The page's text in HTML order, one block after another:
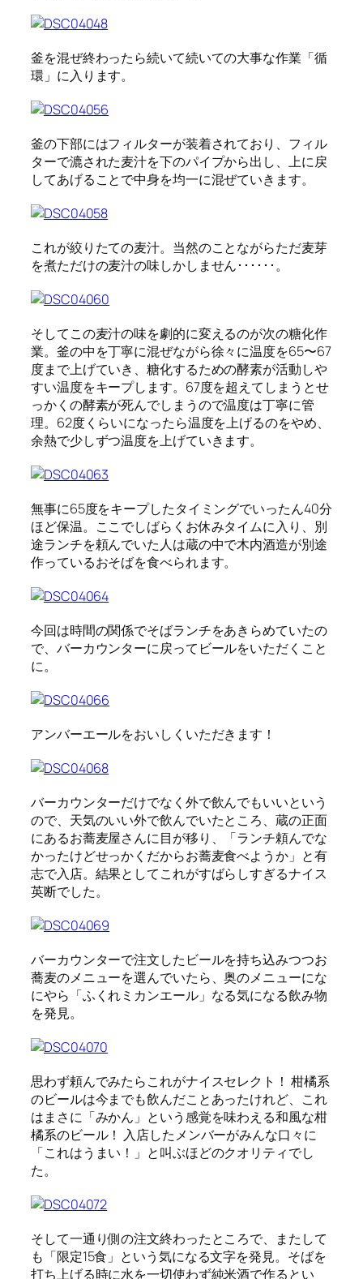
釜を混ぜ終わったら続いて続いての大事な作業「循
環」に入ります。
釜の下部にはフィルターが装着されており、フィル
ターで漉された麦汁を下のパイプから出し、上に戻
してあげることで中身を均一に混ぜていきます。
これが絞りたての麦汁。当然のことながらただ麦芽
を煮ただけの麦汁の味しかしません･･････。
そしてこの麦汁の味を劇的に変えるのが次の糖化作
業。釜の中を丁寧に混ぜながら徐々に温度を65〜67
度まで上げていき、糖化するための酵素が活動しや
すい温度をキープします。67度を超えてしまうとせ
っかくの酵素が死んでしまうので温度は丁寧に管
理。62度くらいになったら温度を上げるのをやめ、
余熱で少しずつ温度を上げていきます。
無事に65度をキープしたタイミングでいったん40分
ほど保温。ここでしばらくお休みタイムに入り、別
途ランチを頼んでいた人は蔵の中で木内酒造が別途
作っているおそばを食べられます。
今回は時間の関係でそばランチをあきらめていたの
で、バーカウンターに戻ってビールをいただくこと
に。
アンバーエールをおいしくいただきます！
バーカウンターだけでなく外で飲んでもいいという
ので、天気のいい外で飲んでいたところ、蔵の正面
にあるお蕎麦屋さんに目が移り、「ランチ頼んでな
かったけどせっかくだからお蕎麦食べようか」と有
志で入店。結果としてこれがすばらしすぎるナイス
英断でした。
バーカウンターで注文したビールを持ち込みつつお
蕎麦のメニューを選んでいたら、奥のメニューにな
にやら「ふくれミカンエール」なる気になる飲み物
を発見。
思わず頼んでみたらこれがナイスセレクト！ 柑橘系
のビールは今までも飲んだことあったけれど、これ
はまさに「みかん」という感覚を味わえる和風な柑
橘系のビール！ 入店したメンバーがみんな口々に
「これはうまい！」と叫ぶほどのクオリティでし
た。
そして一通り側の注文終わったところで、またして
も「限定15食」という気になる文字を発見。そばを
打ち上げる時に水を一切使わず純米酒で作るとい